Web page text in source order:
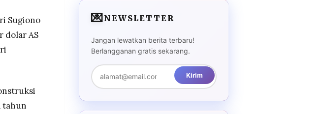
Sugiono
dolar AS
tahun
💌NEWSLETTER
Jangan lewatkan berita terbaru!
Berlangganan gratis sekarang.
Kirim